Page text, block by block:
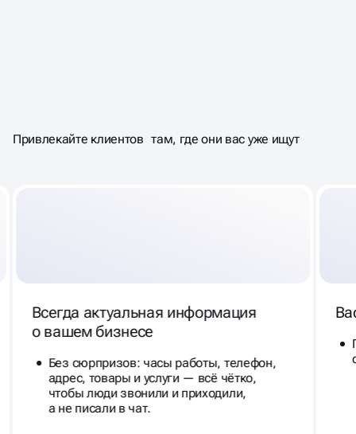
ОФЛАЙН БИЗНЕС
Привлекайте клиентов там, где они вас уже ищут
Всегда актуальная информация
о вашем бизнесе
Без сюрпризов: часы работы, телефон,
адрес, товары и услуги — всё чётко,
чтобы люди звонили и приходили,
а не писали в чат.